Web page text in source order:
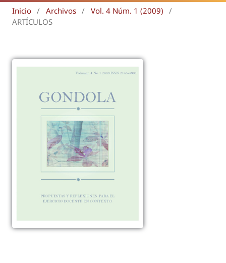
Inicio / Archivos / Vol. 4 Núm. 1 (2009)
/
ARTÍCULOS